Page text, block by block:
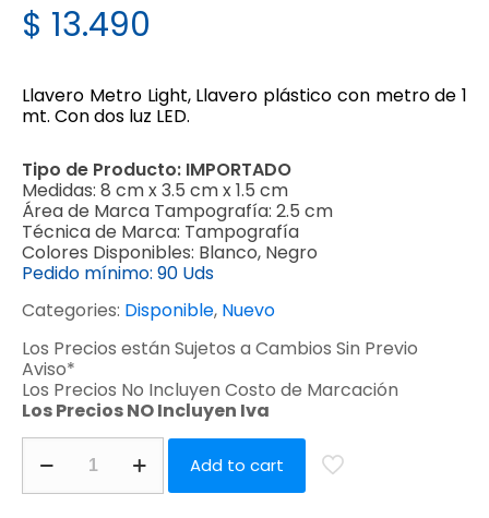
$ 13.490
Llavero Metro Light, Llavero plástico con metro de 1
mt. Con dos luz LED.
Tipo de Producto: IMPORTADO
Medidas: 8 cm x 3.5 cm x 1.5 cm
Área de Marca Tampografía: 2.5 cm
Técnica de Marca: Tampografía
Colores Disponibles: Blanco, Negro
Pedido mínimo: 90 Uds
Categories: Disponible, Nuevo
Los Precios están Sujetos a Cambios Sin Previo
Aviso*
Los Precios No Incluyen Costo de Marcación
Los Precios NO Incluyen Iva
Add to cart